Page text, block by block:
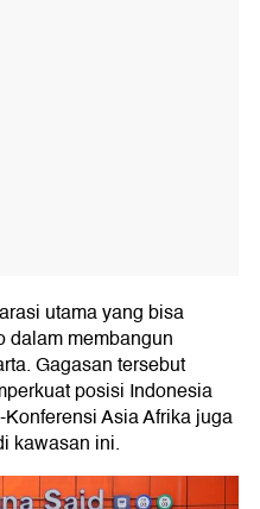
utama yang bisa
dalam membangun
Gagasan tersebut
posisi Indonesia
Asia Afrika juga
kawasan ini.